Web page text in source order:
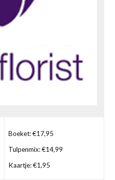
Boeket: €17,95
Tulpenmix: €14,99
Kaartje: €1,95